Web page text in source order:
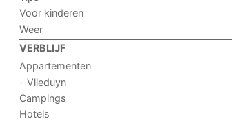
Voor kinderen
Weer
VERBLIJF
Appartementen
- Vlieduyn
Campings
Hotels